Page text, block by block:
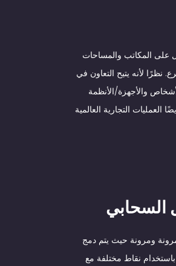
على المكاتب والمساحات
نظرًا لأنه يتيح التعاون في
والأجهزة/الأنظمة
العمليات التجارية العالمية
السحابي
ومرونة حيث يتم دمج
باستخدام نقاط مختلفة مع